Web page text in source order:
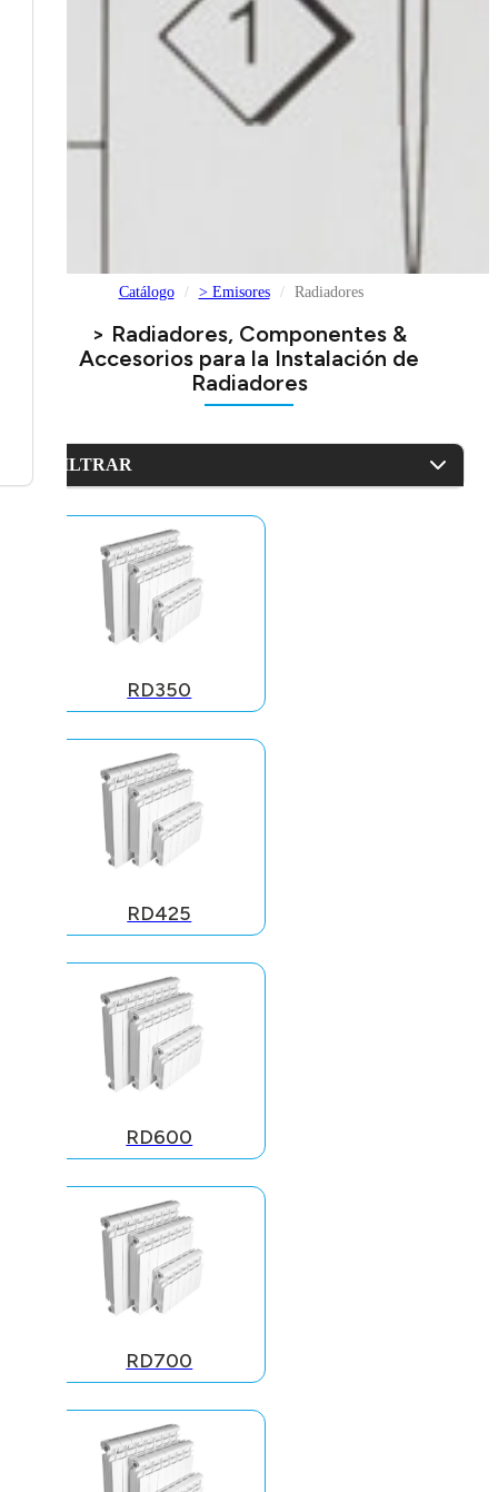
Catálogo > Emisores Radiadores
> Radiadores, Componentes &
Accesorios para la Instalación de
Radiadores
FILTRAR
RD350
RD425
RD600
RD700